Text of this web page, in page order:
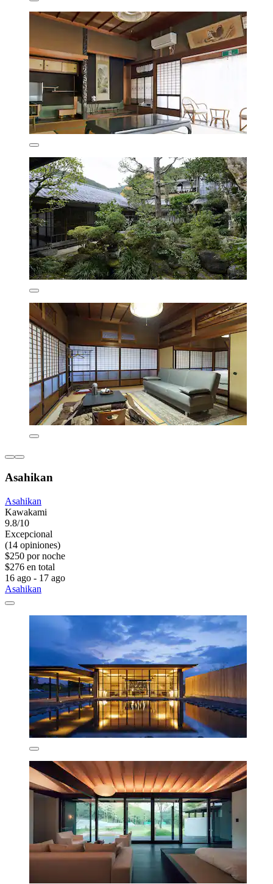
Asahikan
Asahikan
Kawakami
9.8/10
Excepcional
(14 opiniones)
$250 por noche
$276 en total
16 ago - 17 ago
Asahikan